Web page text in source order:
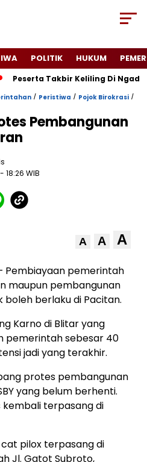
POLITIK HUKUM
Peserta Takbir Keliling Di
/ Peristiwa / Pojok Birokrasi /
Pembangunan
- 18:26 WIB
A A A
Pembiayaan pemerintah
maupun pembangunan
berlaku di Pacitan.
Karno di Blitar yang
pemerintah sebesar 40
jadi yang terakhir.
protes pembangunan
yang belum berhenti.
kembali terpasang di
pilox terpasang di
Jl. Gatot Subroto,